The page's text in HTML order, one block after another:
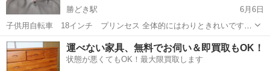
勝どき駅
6月6日
子供用自転車 18インチ プリンセス 全体的にはわりときれいですが
細かな傷等あります。 写真の通り、イタズラされてサドルに裂け目が
入っています。 未使用の補助輪あります。 見てから決めていただても
結構です。
東京 中央区 勝どき駅 折りたたみ自転車
運べない家具、無料でお伺い＆即買取もOK！
状態が悪くてもOK！最大限買取します